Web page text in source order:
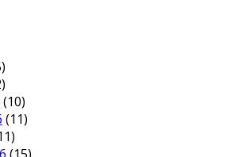
(10)
(11)